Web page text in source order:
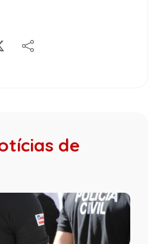
de